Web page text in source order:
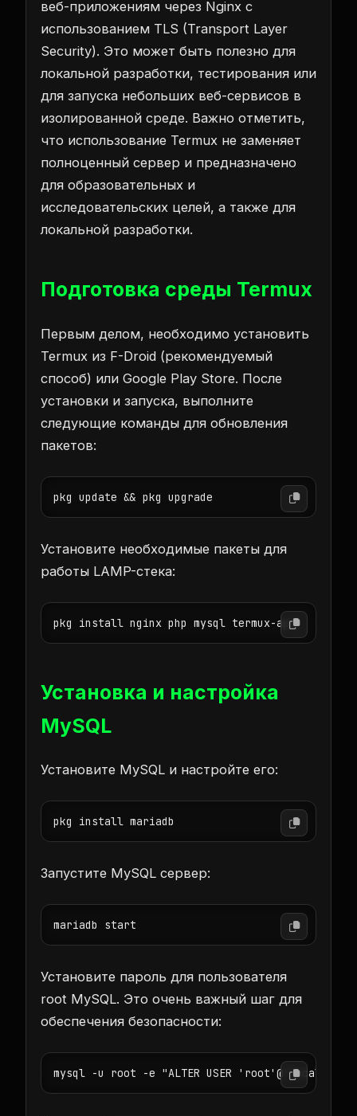
веб-приложениям через Nginx с
использованием TLS (Transport Layer
Security). Это может быть полезно для
локальной разработки, тестирования или
для запуска небольших веб-сервисов в
изолированной среде. Важно отметить,
что использование Termux не заменяет
полноценный сервер и предназначено
для образовательных и
исследовательских целей, а также для
локальной разработки.
Подготовка среды Termux
Первым делом, необходимо установить
Termux из F-Droid (рекомендуемый
способ) или Google Play Store. После
установки и запуска, выполните
следующие команды для обновления
пакетов:
pkg update && pkg upgrade
Установите необходимые пакеты для
работы LAMP-стека:
pkg install nginx php mysql termux-api
Установка и настройка
MySQL
Установите MySQL и настройте его:
pkg install mariadb
Запустите MySQL сервер:
mariadb start
Установите пароль для пользователя
root MySQL. Это очень важный шаг для
обеспечения безопасности:
mysql -u root -e "ALTER USER 'root'@'localhost'